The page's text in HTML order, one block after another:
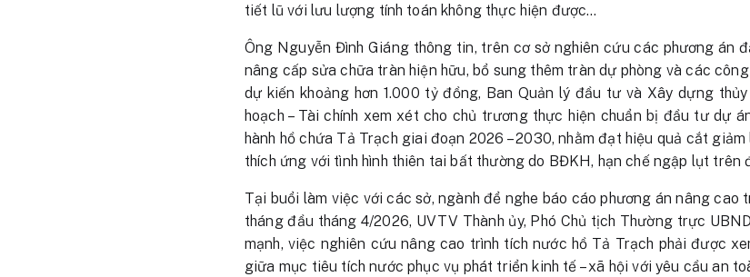
tiết lũ với lưu lượng tính toán không thực hiện được…
Ông Nguyễn Đình Giáng thông tin, trên cơ sở nghiên cứu các phương án
nâng cấp sửa chữa tràn hiện hữu, bổ sung thêm tràn dự phòng và các
dự kiến khoảng hơn 1.000 tỷ đồng, Ban Quản lý đầu tư và Xây dựng
hoạch – Tài chính xem xét cho chủ trương thực hiện chuẩn bị đầu tư dự
hành hồ chứa Tả Trạch giai đoạn 2026 – 2030, nhằm đạt hiệu quả cắt
thích ứng với tình hình thiên tai bất thường do BĐKH, hạn chế ngập lụt trên
Tại buổi làm việc với các sở, ngành để nghe báo cáo phương án nâng cao
tháng đầu tháng 4/2026, UVTV Thành ủy, Phó Chủ tịch Thường trực
mạnh, việc nghiên cứu nâng cao trình tích nước hồ Tả Trạch phải được
giữa mục tiêu tích nước phục vụ phát triển kinh tế – xã hội với yêu cầu an